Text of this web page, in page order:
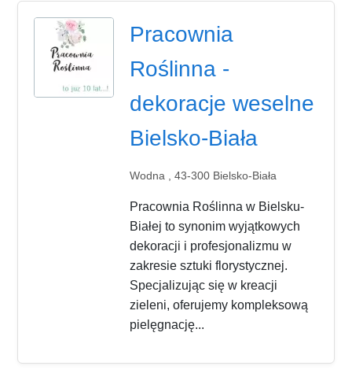
Pracownia
Roślinna -
dekoracje weselne
Bielsko-Biała
Wodna , 43-300 Bielsko-Biała
Pracownia Roślinna w Bielsku-
Białej to synonim wyjątkowych
dekoracji i profesjonalizmu w
zakresie sztuki florystycznej.
Specjalizując się w kreacji
zieleni, oferujemy kompleksową
pielęgnację...